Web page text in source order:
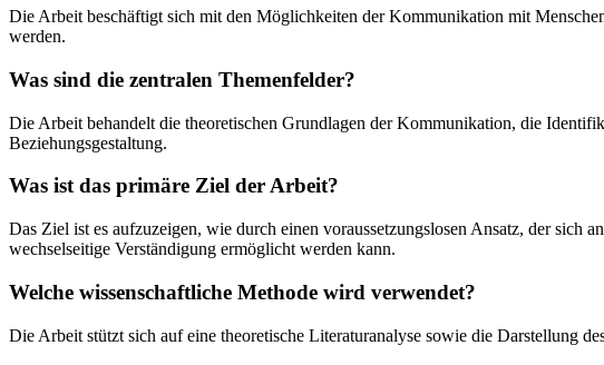
Die Arbeit beschäftigt sich mit den Möglichkeiten der Kommunikation mit
werden.
Was sind die zentralen Themenfelder?
Die Arbeit behandelt die theoretischen Grundlagen der Kommunikation, die
Beziehungsgestaltung.
Was ist das primäre Ziel der Arbeit?
Das Ziel ist es aufzuzeigen, wie durch einen voraussetzungslosen Ansatz, der sich
wechselseitige Verständigung ermöglicht werden kann.
Welche wissenschaftliche Methode wird verwendet?
Die Arbeit stützt sich auf eine theoretische Literaturanalyse sowie die Darstellung